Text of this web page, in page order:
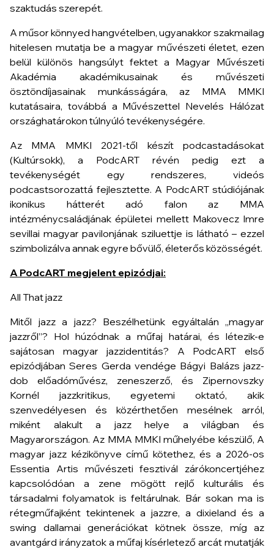
szaktudás szerepét.
A műsor könnyed hangvételben, ugyanakkor szakmailag
hitelesen mutatja be a magyar művészeti életet, ezen
belül különös hangsúlyt fektet a Magyar Művészeti
Akadémia akadémikusainak és művészeti
ösztöndíjasainak munkásságára, az MMA MMKI
kutatásaira, továbbá a Művészettel Nevelés Hálózat
országhatárokon túlnyúló tevékenységére.
Az MMA MMKI 2021-től készít podcastadásokat
(Kultúrsokk), a PodcART révén pedig ezt a
tevékenységét egy rendszeres, videós
podcastsorozattá fejlesztette. A PodcART stúdiójának
ikonikus hátterét adó falon az MMA
intézménycsaládjának épületei mellett Makovecz Imre
sevillai magyar pavilonjának sziluettje is látható – ezzel
szimbolizálva annak egyre bővülő, életerős közösségét.
A PodcART megjelent epizódjai:
All That jazz
Mitől jazz a jazz? Beszélhetünk egyáltalán „magyar
jazzről”? Hol húzódnak a műfaj határai, és létezik-e
sajátosan magyar jazzidentitás? A PodcART első
epizódjában Seres Gerda vendége Bágyi Balázs jazz-
dob előadóművész, zeneszerző, és Zipernovszky
Kornél jazzkritikus, egyetemi oktató, akik
szenvedélyesen és közérthetően mesélnek arról,
miként alakult a jazz helye a világban és
Magyarországon. Az MMA MMKI műhelyébe készülő, A
magyar jazz kézikönyve című kötethez, és a 2026-os
Essentia Artis művészeti fesztivál zárókoncertjéhez
kapcsolódóan a zene mögött rejlő kulturális és
társadalmi folyamatok is feltárulnak. Bár sokan ma is
rétegműfajként tekintenek a jazzre, a dixieland és a
swing dallamai generációkat kötnek össze, míg az
avantgárd irányzatok a műfaj kísérletező arcát mutatják